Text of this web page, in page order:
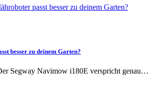
besser zu deinem Garten?
Segway Navimow i180E verspricht genau…